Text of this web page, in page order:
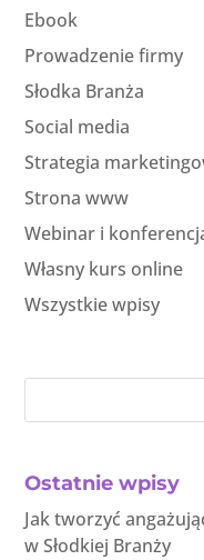
Ebook
Prowadzenie firmy
Słodka Branża
Social media
Strategia
Strona www
Webinar i
Własny kurs online
Wszystkie wpisy
Ostatnie wpisy
Jak tworzyć
w Słodkiej Branży